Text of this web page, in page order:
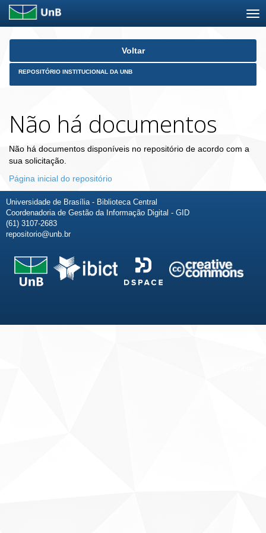
Skip
Voltar
REPOSITÓRIO INSTITUCIONAL DA UNB
Não há documentos
Não há documentos disponíveis no repositório de acordo com a
sua solicitação.
Página inicial do repositório
Universidade de Brasília - Biblioteca Central
Coordenadoria de Gestão da Informação Digital - GID
(61) 3107-2683
repositorio@unb.br